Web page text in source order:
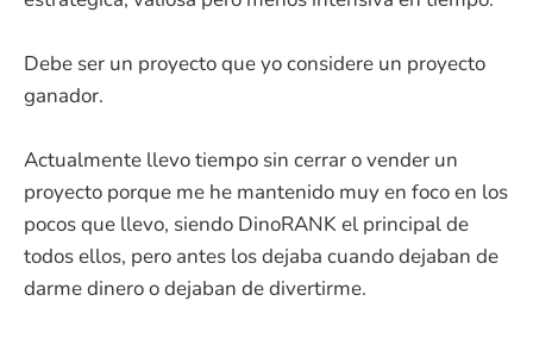
Debe ser un proyecto que yo considere un proyecto
ganador.
Actualmente llevo tiempo sin cerrar o vender un
proyecto porque me he mantenido muy en foco en los
pocos que llevo, siendo DinoRANK el principal de
todos ellos, pero antes los dejaba cuando dejaban de
darme dinero o dejaban de divertirme.